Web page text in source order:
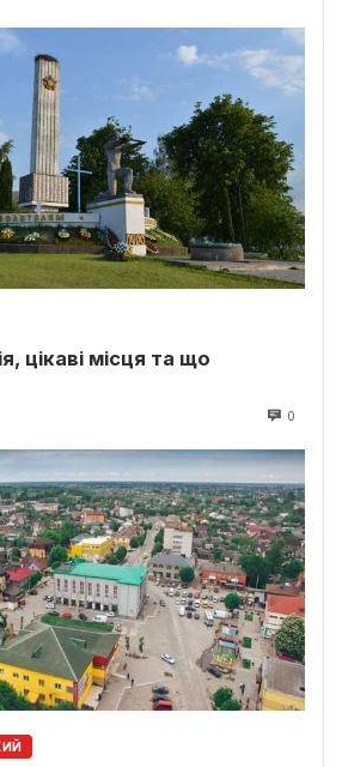
цікаві місця та що
0